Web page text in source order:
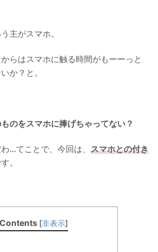
主がスマホ。
らはスマホに触る時間がもーーっと
か？と。
のをスマホに捧げちゃってない？
…てことで、今回は、 スマホとの付き
。
Contents [非表示]